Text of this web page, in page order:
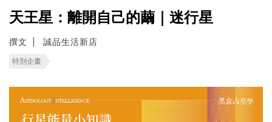
天王星：離開自己的繭｜迷行星
撰文 誠品生活新店
特別企畫